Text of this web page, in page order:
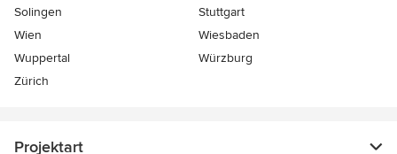
Solingen
Stuttgart
Wien
Wiesbaden
Wuppertal
Würzburg
Zürich
Projektart